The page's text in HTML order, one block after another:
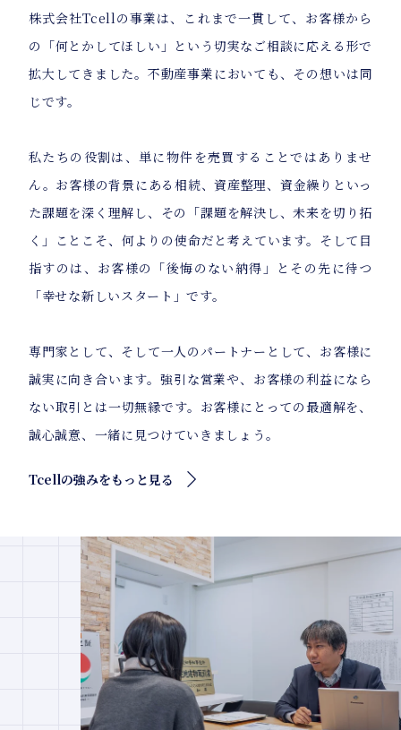
株式会社Tcellの事業は、これまで一貫して、お客様から
の「何とかしてほしい」という切実なご相談に応える形で
拡大してきました。不動産事業においても、その想いは同
じです。
私たちの役割は、単に物件を売買することではありませ
ん。お客様の背景にある相続、資産整理、資金繰りといっ
た課題を深く理解し、その「課題を解決し、未来を切り拓
く」ことこそ、何よりの使命だと考えています。そして目
指すのは、お客様の「後悔のない納得」とその先に待つ
「幸せな新しいスタート」です。
専門家として、そして一人のパートナーとして、お客様に
誠実に向き合います。強引な営業や、お客様の利益になら
ない取引とは一切無縁です。お客様にとっての最適解を、
誠心誠意、一緒に見つけていきましょう。
Tcellの強みをもっと見る